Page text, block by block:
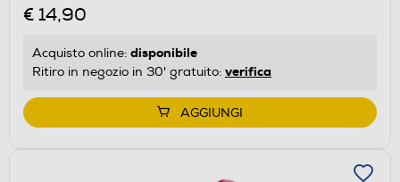
€ 14,90
Acquisto online: disponibile
Ritiro in negozio in 30' gratuito: verifica
AGGIUNGI